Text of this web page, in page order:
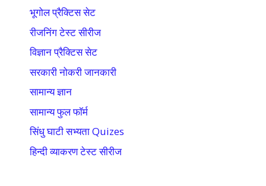
भूगोल प्रैक्टिस सेट
रीजनिंग टेस्ट सीरीज
विज्ञान प्रैक्टिस सेट
सरकारी नोकरी जानकारी
सामान्य ज्ञान
सामान्य फुल फॉर्म
सिंधु घाटी सभ्यता Quizes
हिन्दी व्याकरण टेस्ट सीरीज